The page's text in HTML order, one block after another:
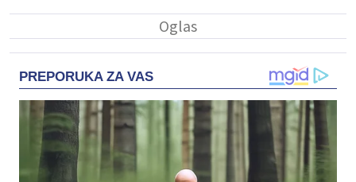
PREPORUKA ZA VAS